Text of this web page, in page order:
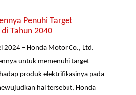
Penuhi Target
Tahun 2040
2024 – Honda Motor Co., Ltd.
untuk memenuhi target
produk elektrifikasinya pada
hal tersebut, Honda